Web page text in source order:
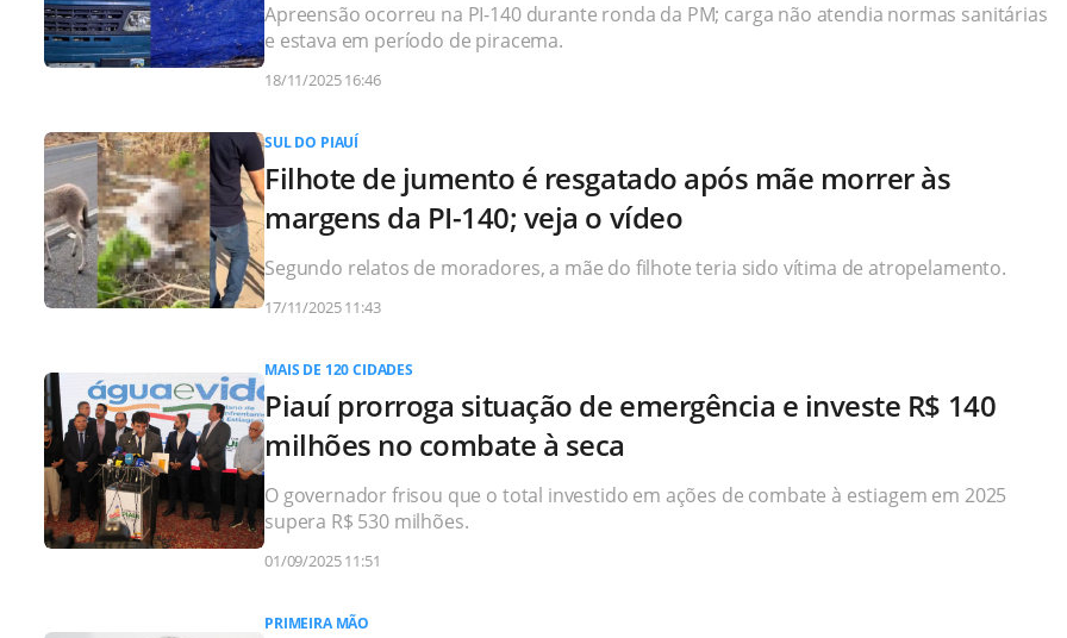
Apreensão ocorreu na PI-140 durante ronda da PM; carga não atendia normas sanitárias
e estava em período de piracema.
18/11/2025 16:46
SUL DO PIAUÍ
Filhote de jumento é resgatado após mãe morrer às
margens da PI-140; veja o vídeo
Segundo relatos de moradores, a mãe do filhote teria sido vítima de atropelamento.
17/11/2025 11:43
MAIS DE 120 CIDADES
Piauí prorroga situação de emergência e investe R$ 140
milhões no combate à seca
O governador frisou que o total investido em ações de combate à estiagem em 2025
supera R$ 530 milhões.
01/09/2025 11:51
PRIMEIRA MÃO